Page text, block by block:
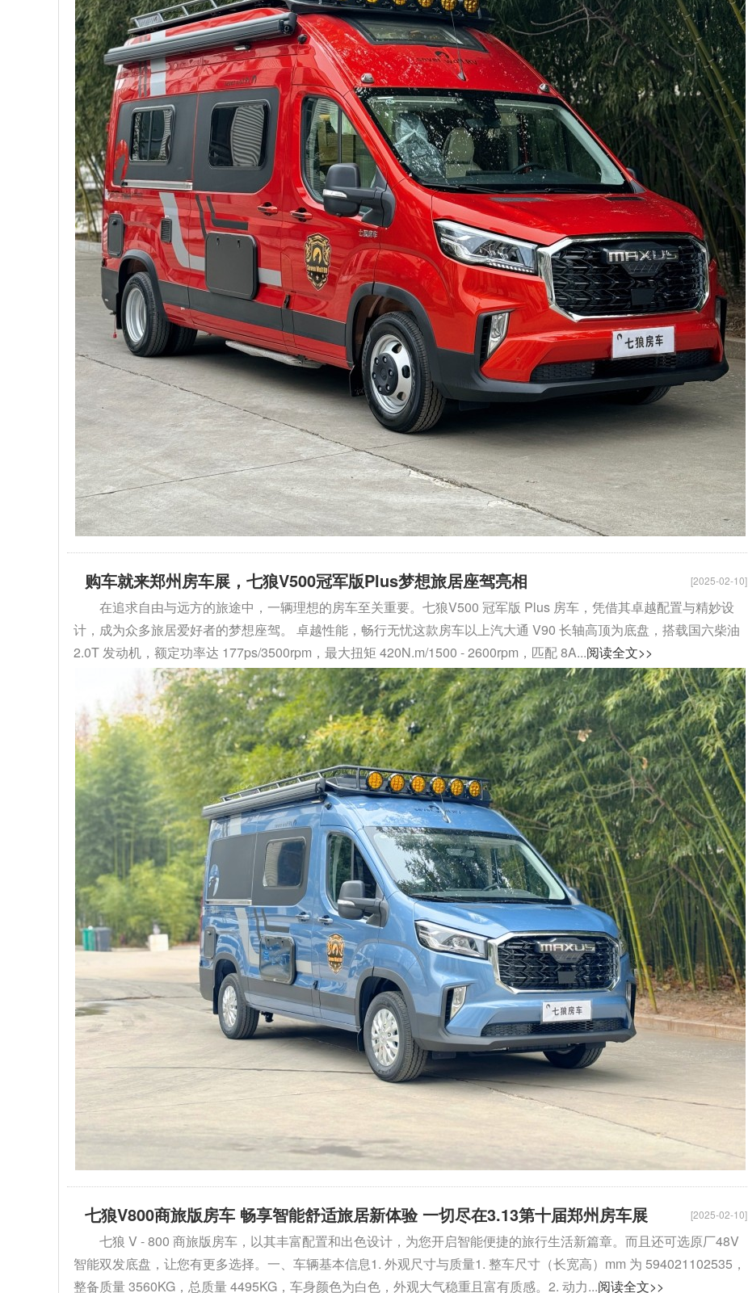
购车就来郑州房车展，七狼V500冠军版Plus梦想旅居座驾亮相 [2025-02-10]
在追求自由与远方的旅途中，一辆理想的房车至关重要。七狼V500 冠军版 Plus 房车，凭借其卓越配置与精妙设
计，成为众多旅居爱好者的梦想座驾。 卓越性能，畅行无忧这款房车以上汽大通 V90 长轴高顶为底盘，搭载国六柴油
2.0T 发动机，额定功率达 177ps/3500rpm，最大扭矩 420N.m/1500 - 2600rpm，匹配 8A...阅读全文>>
七狼V800商旅版房车 畅享智能舒适旅居新体验 一切尽在3.13第十届郑州房车展 [2025-02-10]
七狼 V - 800 商旅版房车，以其丰富配置和出色设计，为您开启智能便捷的旅行生活新篇章。而且还可选原厂48V
智能双发底盘，让您有更多选择。一、车辆基本信息1. 外观尺寸与质量1. 整车尺寸（长宽高）mm 为 594021102535，
整备质量 3560KG，总质量 4495KG，车身颜色为白色，外观大气稳重且富有质感。2. 动力...阅读全文>>